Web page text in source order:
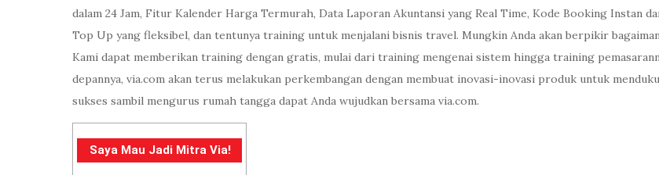
dalam 24 Jam, Fitur Kalender Harga Termurah, Data Laporan Akuntansi yang Real Time, Kode Booking Instan
Top Up yang fleksibel, dan tentunya training untuk menjalani bisnis travel. Mungkin Anda akan berpikir
Kami dapat memberikan training dengan gratis, mulai dari training mengenai sistem hingga training
depannya, via.com akan terus melakukan perkembangan dengan membuat inovasi-inovasi produk untuk
sukses sambil mengurus rumah tangga dapat Anda wujudkan bersama via.com.
Saya Mau Jadi Mitra Via!